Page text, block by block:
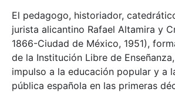
El pedagogo, historiador,
jurista alicantino Rafael Altamira y
1866-Ciudad de México, 1951),
de la Institución Libre de
impulso a la educación popular y a
pública española en las primeras